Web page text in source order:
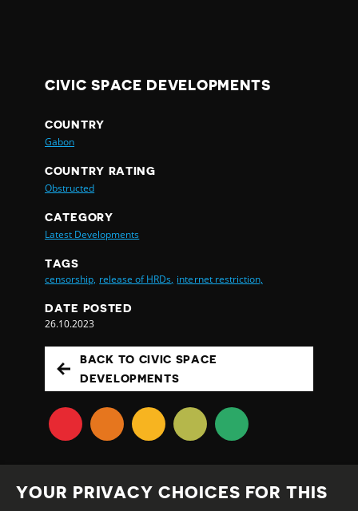
CIVIC SPACE DEVELOPMENTS
COUNTRY
Gabon
COUNTRY RATING
Obstructed
CATEGORY
Latest Developments
TAGS
censorship, release of HRDs, internet restriction,
DATE POSTED
26.10.2023
BACK TO CIVIC SPACE
DEVELOPMENTS
YOUR PRIVACY CHOICES FOR THIS